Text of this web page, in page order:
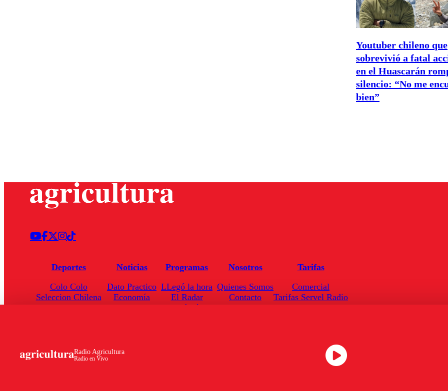
Youtuber chileno que
sobrevivió a fatal
en el Huascarán
silencio: “No me
bien”
Radio Agricultura
Radio en Vivo
Deportes
Colo Colo
Seleccion Chilena
Noticias
Dato Practico
Economía
Programas
LLegó la hora
El Radar
Enfoqué Público
Nosotros
Quienes Somos
Contacto
Tarifas
Comercial
Tarifas Servel Radio